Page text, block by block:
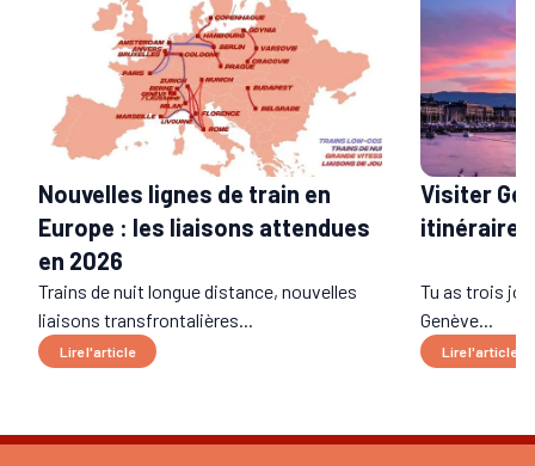
Nouvelles lignes de train en
Europe : les liaisons attendues
en 2026
Trains de nuit longue distance, nouvelles
liaisons transfrontalières...
Lire l'article
Visiter
itinéraire
Tu as trois
Genève...
Lire l'article